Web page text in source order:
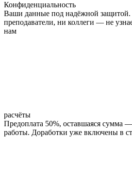
Конфиденциальность
Ваши данные под надёжной
преподаватели, ни коллеги — не
нам
расчёты
Предоплата 50%, оставшаяся сумма
работы. Доработки уже включены в